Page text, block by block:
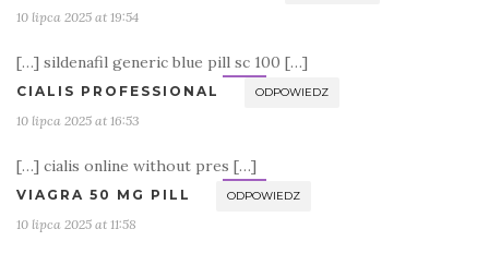
10 lipca 2025 at 19:54
[…] sildenafil generic blue pill sc 100 […]
CIALIS PROFESSIONAL ODPOWIEDZ
10 lipca 2025 at 16:53
[…] cialis online without pres […]
VIAGRA 50 MG PILL ODPOWIEDZ
10 lipca 2025 at 11:58